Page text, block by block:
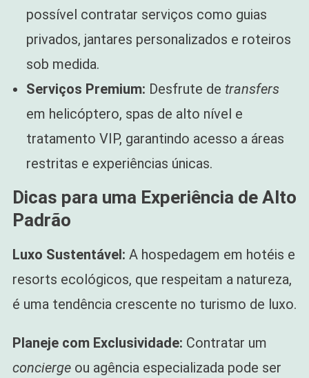
possível contratar serviços como guias
privados, jantares personalizados e roteiros
sob medida.
Serviços Premium: Desfrute de transfers
em helicóptero, spas de alto nível e
tratamento VIP, garantindo acesso a áreas
restritas e experiências únicas.
Dicas para uma Experiência de Alto
Padrão
Luxo Sustentável: A hospedagem em hotéis e
resorts ecológicos, que respeitam a natureza,
é uma tendência crescente no turismo de luxo.
Planeje com Exclusividade: Contratar um
conciergeou agência especializada pode ser